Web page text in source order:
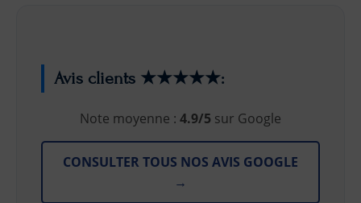
Avis clients ★★★★★:
Note moyenne : 4.9/5 sur Google
CONSULTER TOUS NOS AVIS GOOGLE
→